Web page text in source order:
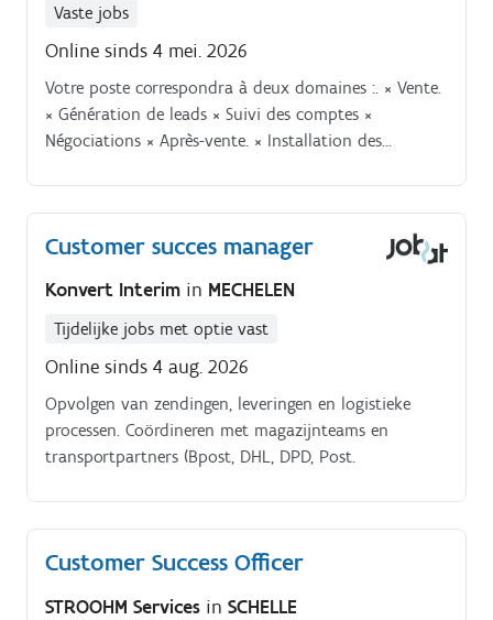
Vaste jobs
Online sinds 4 mei. 2026
Votre poste correspondra à deux domaines :. × Vente.
× Génération de leads × Suivi des comptes ×
Négociations × Après-vente. × Installation des
et fidélisation × Support.
Customer succes manager
Konvert Interim in MECHELEN
Tijdelijke jobs met optie vast
Online sinds 4 aug. 2026
Opvolgen van zendingen, leveringen en logistieke
processen. Coördineren met magazijnteams en
transportpartners (Bpost, DHL, DPD, Post.
Customer Success Officer
STROOHM Services in SCHELLE